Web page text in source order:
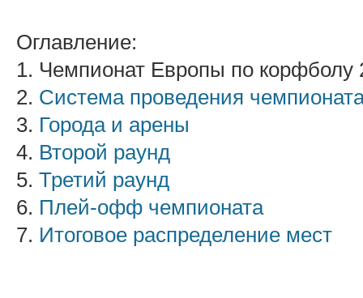
Оглавление:
1. Чемпионат Европы по корфболу
2. Система проведения
3. Города и арены
4. Второй раунд
5. Третий раунд
6. Плей-офф чемпионата
7. Итоговое распределение мест